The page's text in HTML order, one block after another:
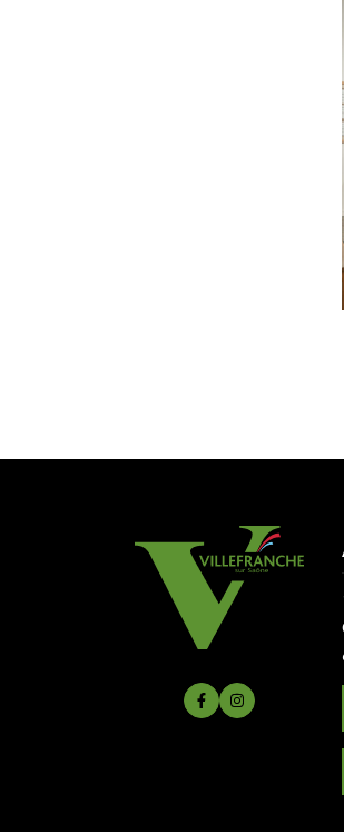
Lien vers le compte
Lien vers le